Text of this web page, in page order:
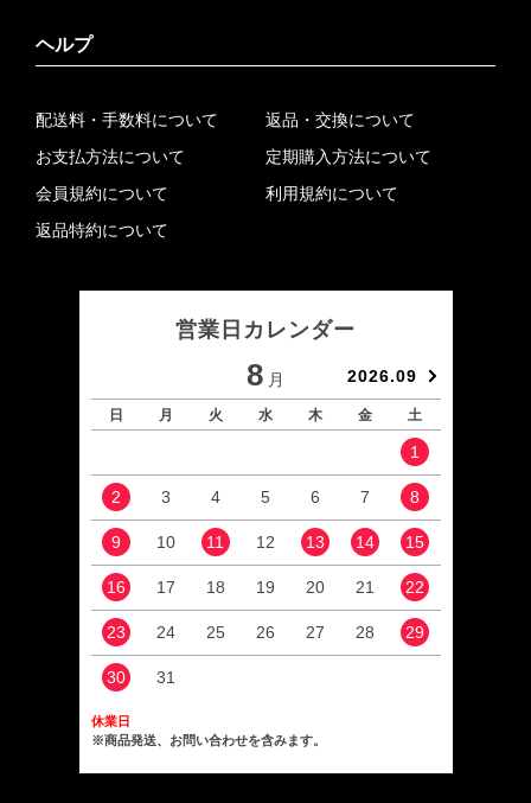
ヘルプ
配送料・手数料について
お支払方法について
会員規約について
返品特約について
返品・交換について
定期購入方法について
利用規約について
営業日カレンダー
8 月 2026.09
日 月 火 水 木 金 土
1
2 3 4 5 6 7 8
9 10 11 12 13 14 15
16 17 18 19 20 21 22
23 24 25 26 27 28 29
30 31
休業日
※商品発送、お問い合わせを含みます。